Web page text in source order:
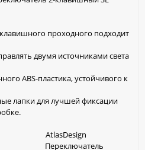
проходного подходит
двумя источниками света
ABS-пластика, устойчивого к
лапки для лучшей фиксации
Переключатель